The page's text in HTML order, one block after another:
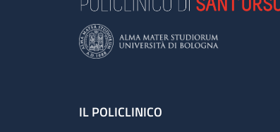
Footer
IL POLICLINICO